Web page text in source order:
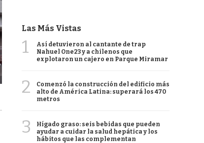
Las Más Vistas
1
Así detuvieron al cantante de trap
Nahuel One23 y a chilenos que
explotaron un cajero en Parque Miramar
2
Comenzó la construcción del edificio más
alto de América Latina: superará los 470
metros
3
Hígado graso: seis bebidas que pueden
ayudar a cuidar la salud hepática y los
hábitos que las complementan